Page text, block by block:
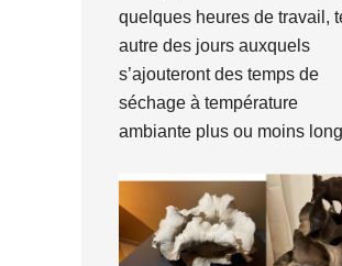
quelques heures de travail,
autre des jours auxquels
s’ajouteront des temps de
séchage à température
ambiante plus ou moins